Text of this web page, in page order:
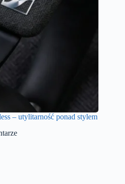
– utylitarność ponad stylem